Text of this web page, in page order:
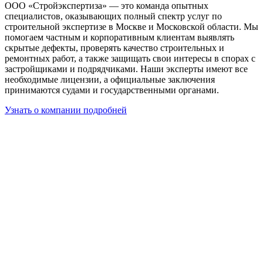
ООО «Стройэкспертиза» — это команда опытных
специалистов, оказывающих полный спектр услуг по
строительной экспертизе в Москве и Московской области. Мы
помогаем частным и корпоративным клиентам выявлять
скрытые дефекты, проверять качество строительных и
ремонтных работ, а также защищать свои интересы в спорах с
застройщиками и подрядчиками. Наши эксперты имеют все
необходимые лицензии, а официальные заключения
принимаются судами и государственными органами.
Узнать о компании подробней